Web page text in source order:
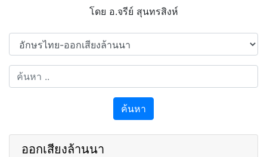
โดย อ.จรีย์​ สุนทรสิงห์
ค้นหา
ออกเสียงล้านนา